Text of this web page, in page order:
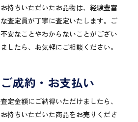
お持ちいただいたお品物は、経験豊富
な査定員が丁寧に査定いたします。ご
不安なことやわからないことがござい
ましたら、お気軽にご相談ください。
ご成約・お支払い
査定金額にご納得いただけましたら、
お持ちいただいた商品をお売りくださ